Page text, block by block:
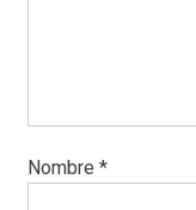
Nombre *